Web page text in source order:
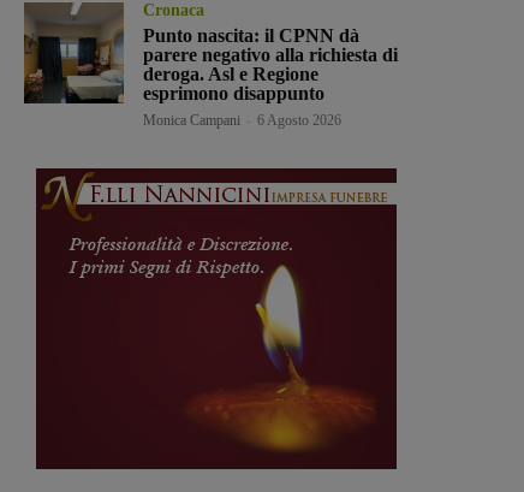
Cronaca
Punto nascita: il CPNN dà
parere negativo alla richiesta di
deroga. Asl e Regione
esprimono disappunto
Monica Campani 6 Agosto 2026